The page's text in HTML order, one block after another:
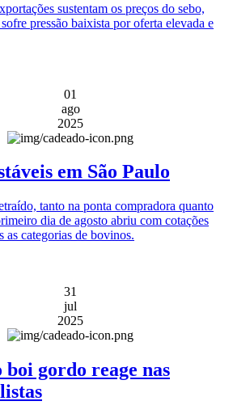
sustentam os preços do sebo,
pressão baixista por oferta elevada e
01
ago
2025
em São Paulo
tanto na ponta compradora quanto
dia de agosto abriu com cotações
as categorias de bovinos.
31
jul
2025
boi gordo reage nas